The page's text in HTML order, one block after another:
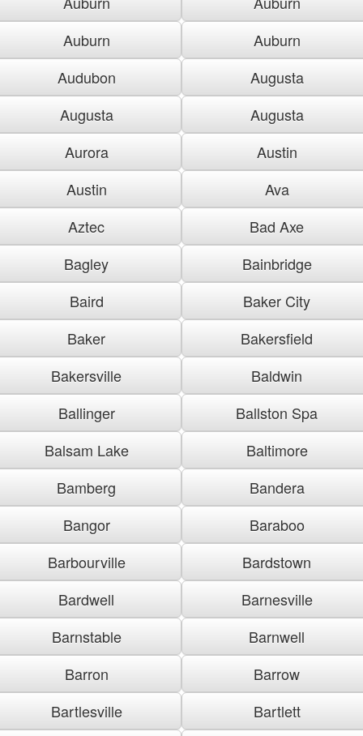
Auburn
Auburn
Audubon
Augusta
Augusta
Augusta
Aurora
Austin
Austin
Ava
Aztec
Bad Axe
Bagley
Bainbridge
Baird
Baker City
Baker
Bakersfield
Bakersville
Baldwin
Ballinger
Ballston Spa
Balsam Lake
Baltimore
Bamberg
Bandera
Bangor
Baraboo
Barbourville
Bardstown
Bardwell
Barnesville
Barnstable
Barnwell
Barron
Barrow
Bartlesville
Bartlett